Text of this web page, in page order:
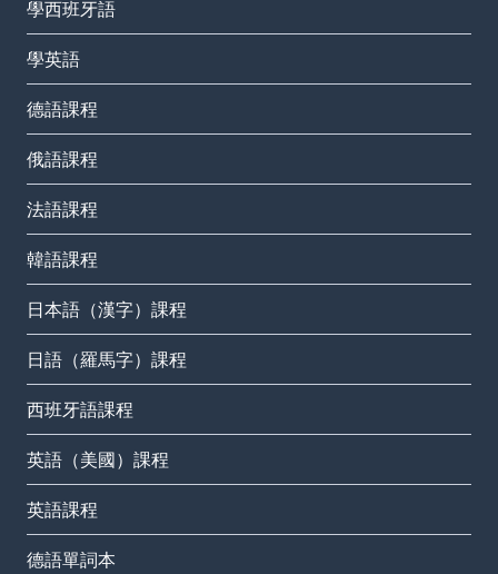
學西班牙語
學英語
德語課程
俄語課程
法語課程
韓語課程
日本語（漢字）課程
日語（羅馬字）課程
西班牙語課程
英語（美國）課程
英語課程
德語單詞本